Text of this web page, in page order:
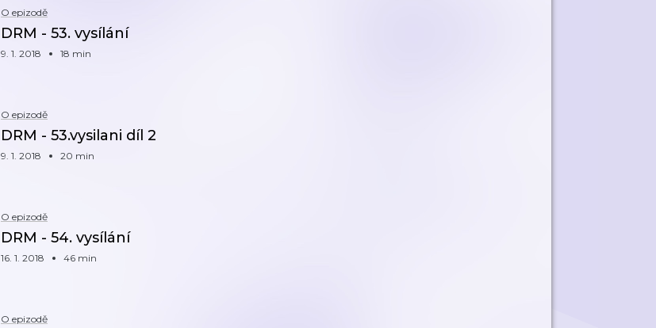
O epizodě
DRM - 53. vysílání
9. 1. 2018 18 min
O epizodě
DRM - 53.vysilani díl 2
9. 1. 2018 20 min
O epizodě
DRM - 54. vysílání
16. 1. 2018 46 min
O epizodě